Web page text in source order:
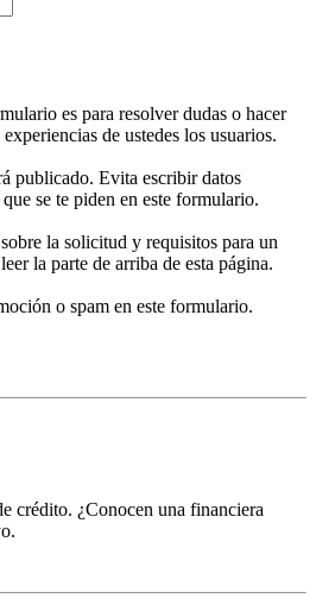
es para resolver dudas o hacer
de ustedes los usuarios.
publicado. Evita escribir datos
se te piden en este formulario.
la solicitud y requisitos para un
la parte de arriba de esta página.
o spam en este formulario.
crédito. ¿Conocen una financiera